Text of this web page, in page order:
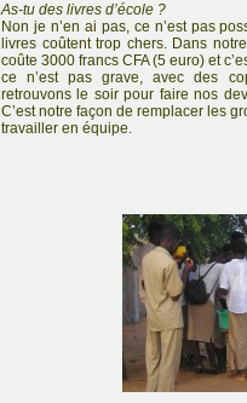
As-tu des livres d’école ?
Non je n’en ai pas, ce n’est pas
livres coûtent trop chers. Dans
coûte 3000 francs CFA (5 euro) et
ce n’est pas grave, avec des
retrouvons le soir pour faire nos
C’est notre façon de remplacer les
travailler en équipe.